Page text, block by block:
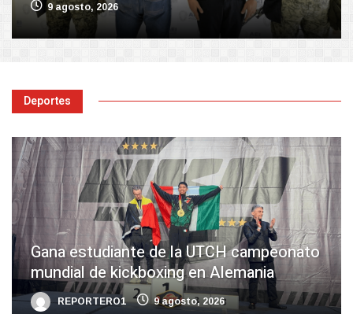
9 agosto, 2026
Deportes
Gana estudiante de la UTCH campeonato
mundial de kickboxing en Alemania
REPORTERO1 9 agosto, 2026